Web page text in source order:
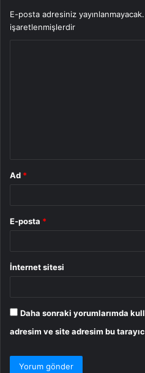
E-posta adresiniz yayınlanmayacak.
işaretlenmişlerdir
Ad *
E-posta *
İnternet sitesi
Daha sonraki yorumlarımda
adresim ve site adresim bu